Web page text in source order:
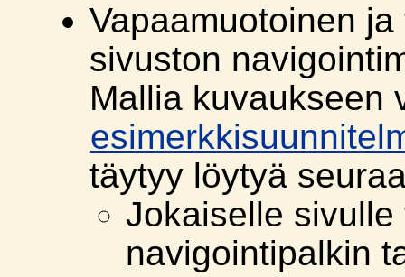
Vapaamuotoinen
sivuston
Mallia kuvaukseen
täytyy löytyä
Jokaiselle sivulle
navigointipalkin